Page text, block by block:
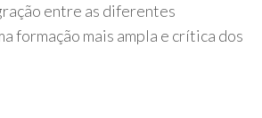
entre as diferentes
formação mais ampla e crítica dos